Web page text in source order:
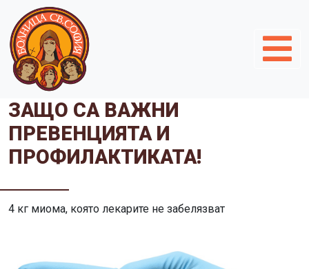
ЗАЩО СА ВАЖНИ
ПРЕВЕНЦИЯТА И
ПРОФИЛАКТИКАТА!
4 кг миома, която лекарите не забелязват